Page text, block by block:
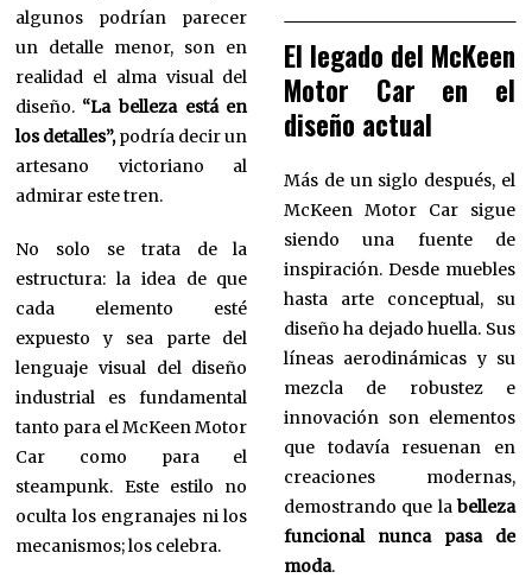
algunos podrían parecer
un detalle menor, son en
realidad el alma visual del
diseño. “La belleza está en
los detalles”,podría decir un
artesano victoriano al
admirar este tren.
No solo se trata de la
estructura: la idea de que
cada elemento esté
expuesto y sea parte del
lenguaje visual del diseño
industrial es fundamental
tanto para el McKeen Motor
Car como para el
steampunk. Este estilo no
oculta los engranajes ni los
mecanismos; los celebra.
El legado del McKeen
Motor Car en el
diseño actual
Más de un siglo después, el
McKeen Motor Car sigue
siendo una fuente de
inspiración. Desde muebles
hasta arte conceptual, su
diseño ha dejado huella. Sus
líneas aerodinámicas y su
mezcla de robustez e
innovación son elementos
que todavía resuenan en
creaciones modernas,
demostrando que labelleza
funcional nunca pasa de
moda.